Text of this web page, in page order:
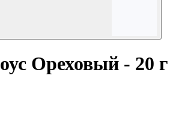
Ореховый - 20 г